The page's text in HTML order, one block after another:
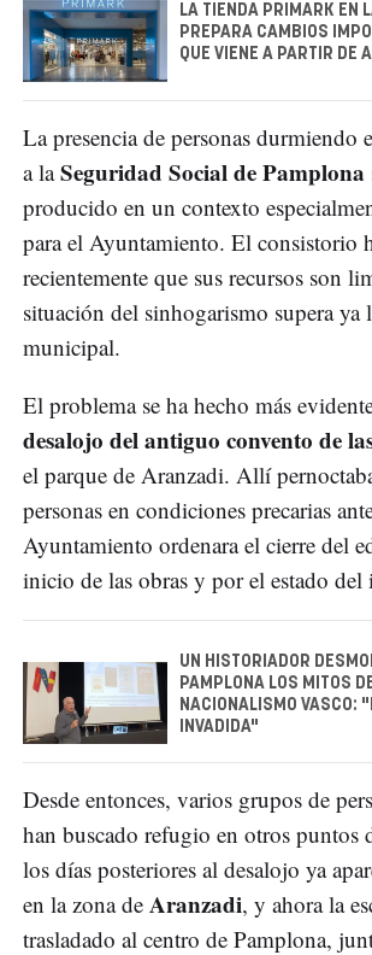
LA TIENDA PRIMARK EN
PREPARA CAMBIOS
QUE VIENE A PARTIR DE
La presencia de personas durmiendo
a laSeguridad Social de Pamplona
producido en un contexto
para el Ayuntamiento. El consistorio
recientemente que sus recursos son
situación del sinhogarismo supera ya
municipal.
El problema se ha hecho más
desalojo del antiguo convento de
el parque de Aranzadi. Allí
personas en condiciones precarias
Ayuntamiento ordenara el cierre del
inicio de las obras y por el estado del
UN HISTORIADOR
PAMPLONA LOS MITOS
NACIONALISMO VASCO:
INVADIDA"
Desde entonces, varios grupos de
han buscado refugio en otros puntos
los días posteriores al desalojo ya
en la zona de Aranzadi, y ahora la
trasladado al centro de Pamplona,